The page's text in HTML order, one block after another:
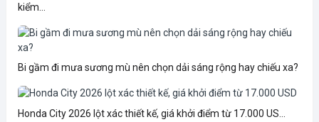
kiểm...
Bi gầm đi mưa sương mù nên chọn dải sáng rộng hay chiếu xa?
Honda City 2026 lột xác thiết kế, giá khởi điểm từ 17.000 US...